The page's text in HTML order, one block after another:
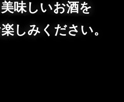
味しいお酒を
しみください。